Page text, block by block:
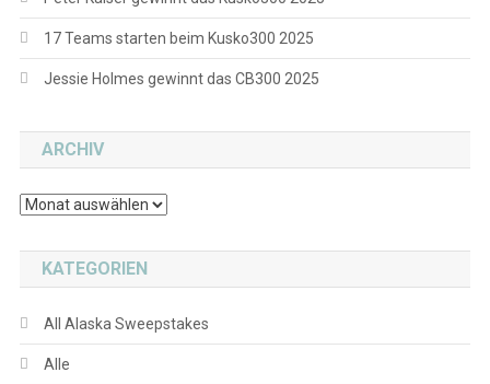
17 Teams starten beim Kusko300 2025
Jessie Holmes gewinnt das CB300 2025
ARCHIV
Archiv
KATEGORIEN
All Alaska Sweepstakes
Alle